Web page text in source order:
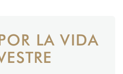
LA VIDA